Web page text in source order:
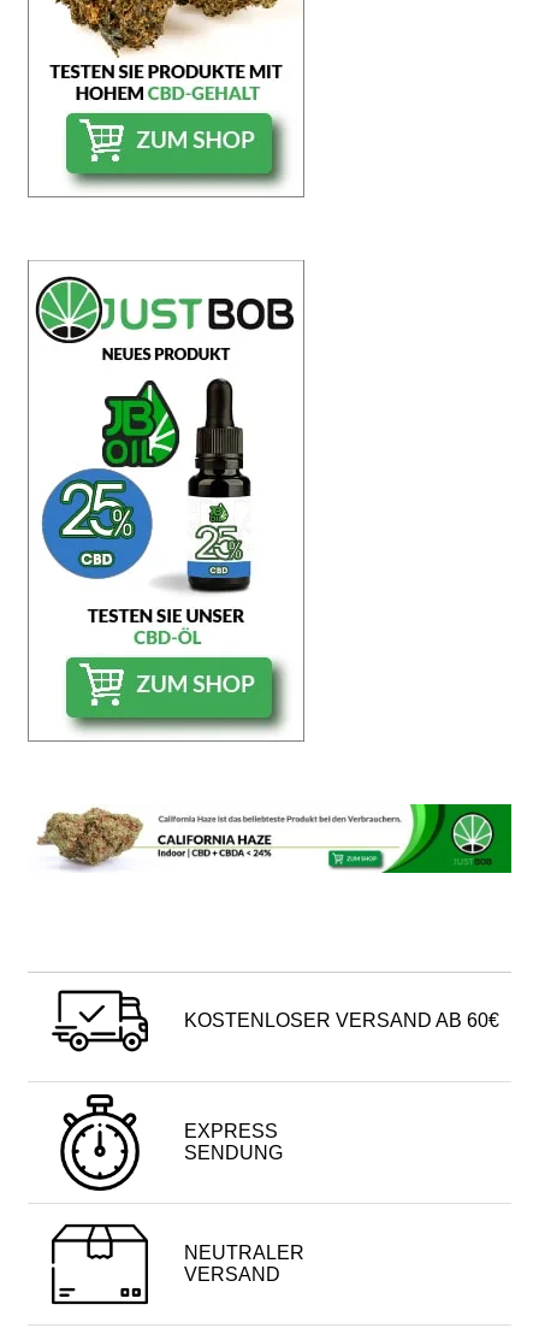
KOSTENLOSER VERSAND AB 60€
EXPRESS
SENDUNG
NEUTRALER
VERSAND